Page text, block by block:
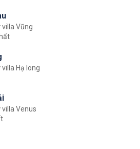
Vũng
Hạ long
Venus